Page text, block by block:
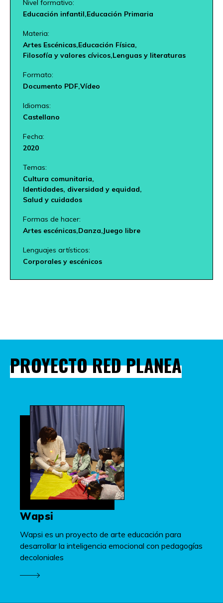
Nivel formativo:
Educación infantil,Educación Primaria
Materia:
Artes Escénicas,Educación Física,
Filosofía y valores cívicos,Lenguas y literaturas
Formato:
Documento PDF,Vídeo
Idiomas:
Castellano
Fecha:
2020
Temas:
Cultura comunitaria,
Identidades, diversidad y equidad,
Salud y cuidados
Formas de hacer:
Artes escénicas,Danza,Juego libre
Lenguajes artísticos:
Corporales y escénicos
PROYECTO RED PLANEA
Wapsi
Wapsi es un proyecto de arte educación para
desarrollar la inteligencia emocional con pedagogías
decoloniales